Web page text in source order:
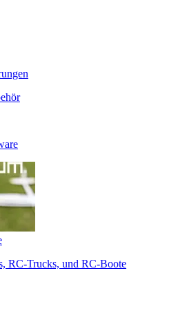
RC-Trucks, und RC-Boote